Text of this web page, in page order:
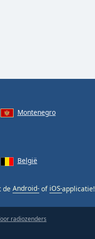
Montenegro
België
de Android- of iOS-applicatie!
radiozenders